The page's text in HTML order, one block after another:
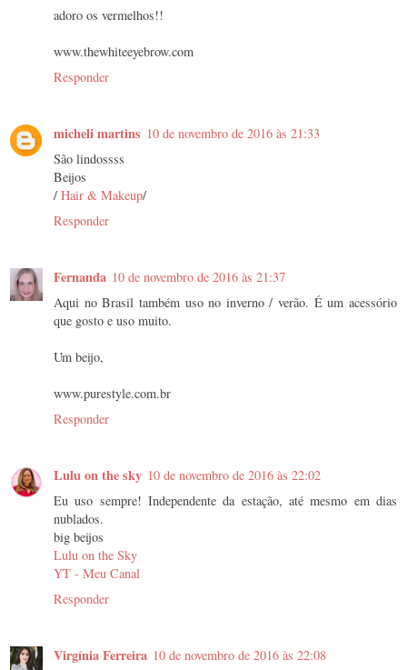
adoro os vermelhos!!
www.thewhiteeyebrow.com
Responder
micheli martins 10 de novembro de 2016 às 21:33
São lindossss
Beijos
/ Hair & Makeup/
Responder
Fernanda 10 de novembro de 2016 às 21:37
Aqui no Brasil também uso no inverno / verão. É um acessório
que gosto e uso muito.
Um beijo,
www.purestyle.com.br
Responder
Lulu on the sky 10 de novembro de 2016 às 22:02
Eu uso sempre! Independente da estação, até mesmo em dias
nublados.
big beijos
Lulu on the Sky
YT - Meu Canal
Responder
Virgínia Ferreira 10 de novembro de 2016 às 22:08